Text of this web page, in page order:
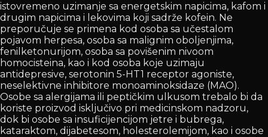
istovremeno uzimanje sa energetskim napicima, kafom i
drugim napicima i lekovima koji sadrže kofein. Ne
preporučuje se primena kod osoba sa učestalom
pojavom herpesa, osoba sa malignim oboljenjima,
fenilketonurijom, osoba sa povišenim nivoom
homocisteina, kao i kod osoba koje uzimaju
antidepresive, serotonin 5-HT1 receptor agoniste,
neselektivne inhibitore monoaminoksidaze (MAO).
Osobe sa alergijama ili peptičkim ulkusom trebalo bi da
koriste proizvod isključivo pri medicinskom nadzoru,
dok bi osobe sa insuficijencijom jetre i bubrega,
kataraktom, dijabetesom, holesterolemijom, kao i osobe